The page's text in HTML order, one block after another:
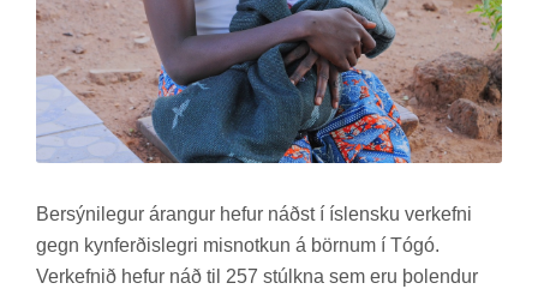
Ber­sýni­leg­ur ár­ang­ur hef­ur náðst í ís­lensku verk­efni
gegn kyn­ferð­is­legri mis­notk­un á börn­um í Tógó.
Verk­efn­ið hef­ur náð til 257 stúlkna sem eru þo­lend­ur